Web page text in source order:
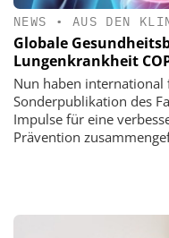
NEWS • AUS DEN
Globale
Lungenkrankheit
Nun haben international
Sonderpublikation des
Impulse für eine
Prävention